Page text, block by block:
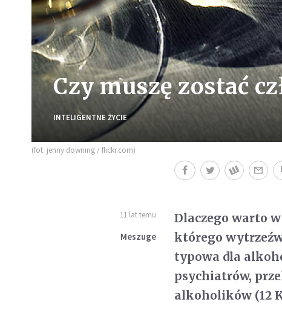
Czy muszę zostać
INTELIGENTNE ŻYCIE
(fot. jenny downing / flickr.com)
11 lat temu
Meszuge
Dlaczego warto
którego
typowa dla
psychiatrów,
alkoholików (12